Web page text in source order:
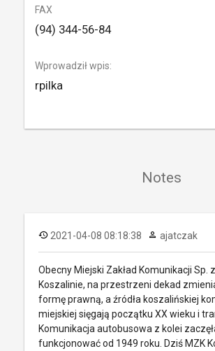
FAX
(94) 344-56-84
Wprowadził wpis:
rpilka
Notes
2021-04-08 08:18:38 ajatczak
Obecny Miejski Zakład Komunikacji Sp.
Koszalinie, na przestrzeni dekad
formę prawną, a źródła koszalińskiej
miejskiej sięgają początku XX wieku i
Komunikacja autobusowa z kolei
funkcjonować od 1949 roku. Dziś MZK